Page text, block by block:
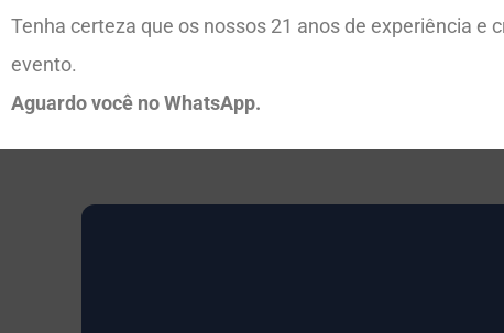
Tenha certeza que os nossos 21 anos de experiência e
evento.
Aguardo você no WhatsApp.